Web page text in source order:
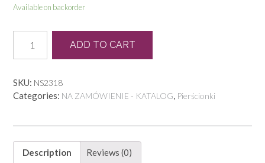
Available on backorder
0519
quantity
ADD TO CART
SKU: NS2318
Categories: NA ZAMÓWIENIE - KATALOG, Pierścionki
Description Reviews (0)